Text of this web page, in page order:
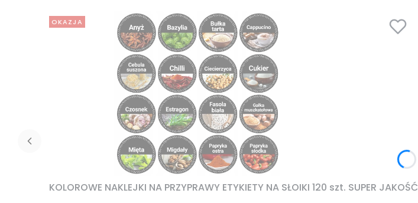
OKAZJA
KOLOROWE NAKLEJKI NA PRZYPRAWY ETYKIETY NA SŁOIKI 120 szt. SUPER JAKOŚĆ